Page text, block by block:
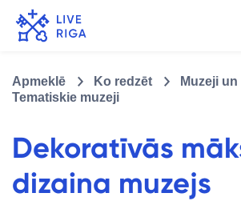
Apmeklē Ko redzēt
Muzeji
Tematiskie muzeji
Dekoratīvās
dizaina muzejs